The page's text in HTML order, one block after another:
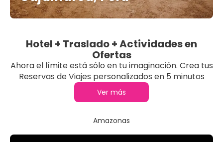
Hotel + Traslado + Actividades en
Ofertas
Ahora el límite está sólo en tu imaginación. Crea tus
Reservas de Viajes personalizados en 5 minutos
Ver más
Amazonas